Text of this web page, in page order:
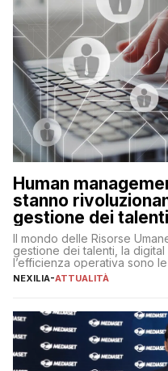
Human
stanno
gestione dei
Il mondo delle Risorse
gestione dei talenti, la
l’efficienza operativa sono
lavoro, d’altra parte, è
NEXILIA-ATTUALITÀ